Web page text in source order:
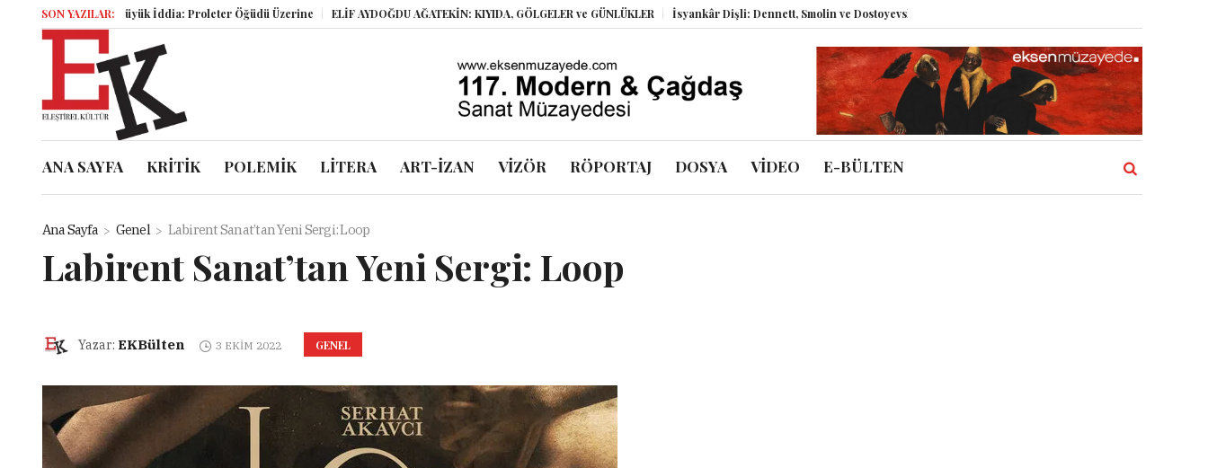
SON YAZILAR:Büyük İddia: Proleter Öğüdü Üzerine ELİF AYDOĞDU AĞATEKİN: KIYIDA, GÖLGELER ve GÜNLÜKLER İsyankâr Dişli: Dennett, Smolin ve Dostoyevski’nin İzinde Varoluşsal Bir Sentez
ANA SAYFA KRİTİK POLEMİK LİTERA ART-İZAN VİZÖR RÖPORTAJ DOSYA VİDEO E-BÜLTEN
Ana Sayfa Genel Labirent Sanat’tan Yeni Sergi: Loop
Labirent Sanat’tan Yeni Sergi: Loop
GENEL
Yazar: EKBülten 3 EKIM 2022